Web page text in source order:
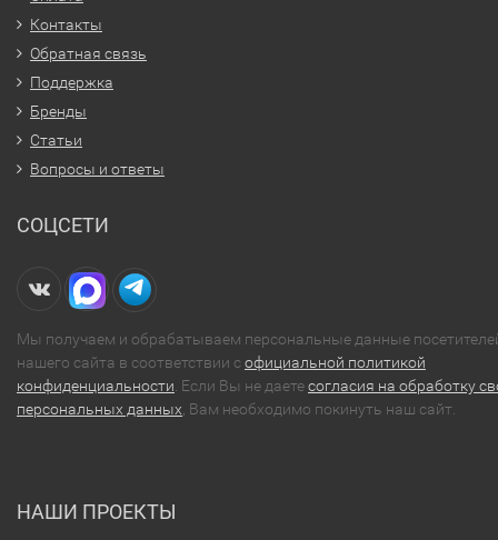
Контакты
Обратная связь
Поддержка
Бренды
Статьи
Вопросы и ответы
СОЦСЕТИ
Мы получаем и обрабатываем персональные данные
нашего сайта в соответствии софициальной политикой
конфиденциальности . Если Вы не даетесогласия на обработку
персональных данных , Вам необходимо покинуть наш сайт.
НАШИ ПРОЕКТЫ